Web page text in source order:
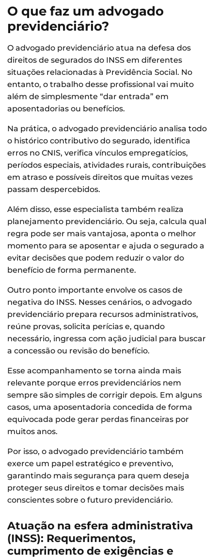
O que faz um advogado
previdenciário?
O advogado previdenciário atua na defesa dos
direitos de segurados do INSS em diferentes
situações relacionadas à Previdência Social. No
entanto, o trabalho desse profissional vai muito
além de simplesmente “dar entrada” em
aposentadorias ou benefícios.
Na prática, o advogado previdenciário analisa todo
o histórico contributivo do segurado, identifica
erros no CNIS, verifica vínculos empregatícios,
períodos especiais, atividades rurais, contribuições
em atraso e possíveis direitos que muitas vezes
passam despercebidos.
Além disso, esse especialista também realiza
planejamento previdenciário. Ou seja, calcula qual
regra pode ser mais vantajosa, aponta o melhor
momento para se aposentar e ajuda o segurado a
evitar decisões que podem reduzir o valor do
benefício de forma permanente.
Outro ponto importante envolve os casos de
negativa do INSS. Nesses cenários, o advogado
previdenciário prepara recursos administrativos,
reúne provas, solicita perícias e, quando
necessário, ingressa com ação judicial para buscar
a concessão ou revisão do benefício.
Esse acompanhamento se torna ainda mais
relevante porque erros previdenciários nem
sempre são simples de corrigir depois. Em alguns
casos, uma aposentadoria concedida de forma
equivocada pode gerar perdas financeiras por
muitos anos.
Por isso, o advogado previdenciário também
exerce um papel estratégico e preventivo,
garantindo mais segurança para quem deseja
proteger seus direitos e tomar decisões mais
conscientes sobre o futuro previdenciário.
Atuação na esfera administrativa
(INSS): Requerimentos,
cumprimento de exigências e